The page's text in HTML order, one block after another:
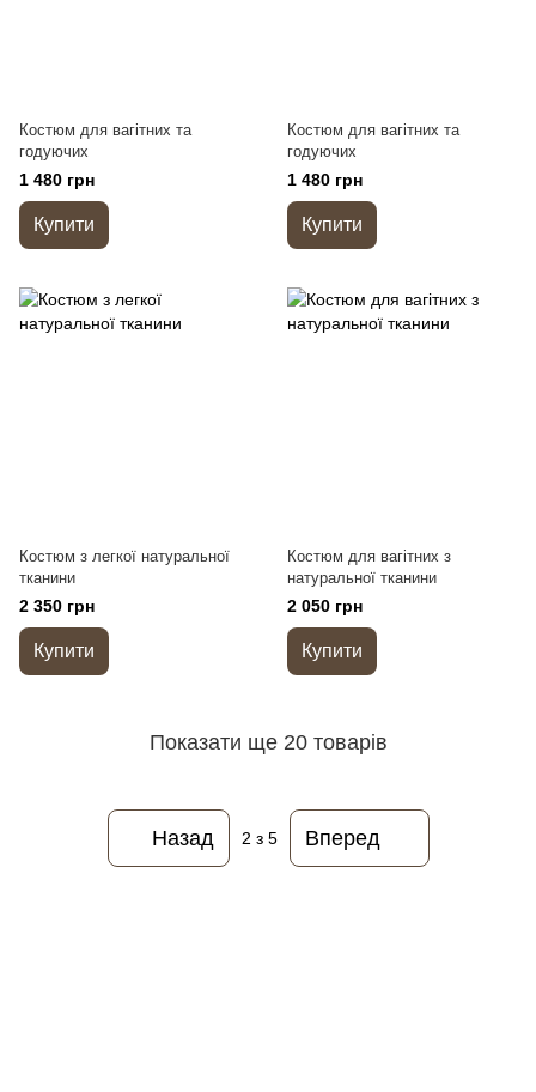
Костюм для вагітних та
годуючих
1 480 грн
Купити
Костюм для вагітних та
годуючих
1 480 грн
Купити
Костюм з легкої натуральної
тканини
2 350 грн
Купити
Костюм для вагітних з
натуральної тканини
2 050 грн
Купити
Показати ще 20 товарів
Назад 2 з 5 Вперед